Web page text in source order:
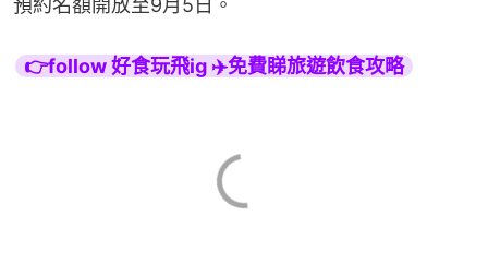
預約名額開放至9月5日。
👉follow 好食玩飛ig ✈️免費睇旅遊飲食攻略